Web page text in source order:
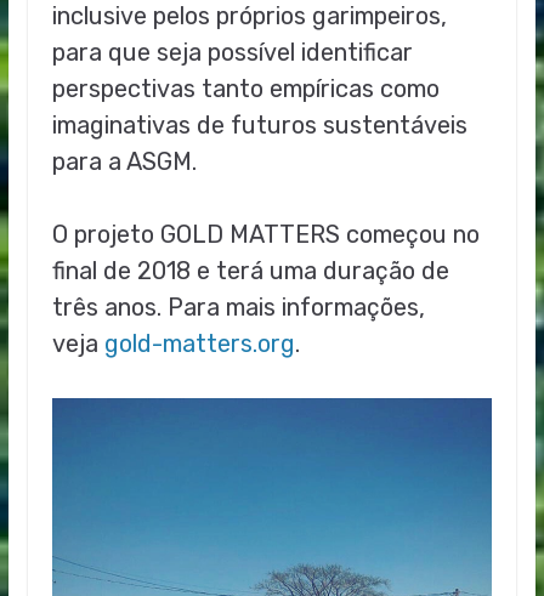
inclusive pelos próprios garimpeiros,
para que seja possível identificar
perspectivas tanto empíricas como
imaginativas de futuros sustentáveis
para a ASGM.
O projeto GOLD MATTERS começou no
final de 2018 e terá uma duração de
três anos. Para mais informações,
veja gold-matters.org.